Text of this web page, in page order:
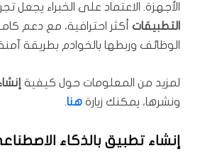
الأجهزة. الاعتماد على الخبراء يجعل
التطبيقات أكثر احترافية، مع دعم
الوظائف وربطها بالخوادم بطريقة
لمزيد من المعلومات حول كيفية
ونشرها، يمكنك زيارة هنا.
إنشاء تطبيق بالذكاء